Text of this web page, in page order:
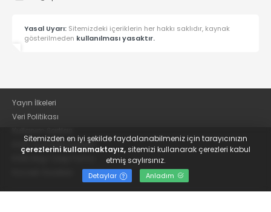
Yasal Uyarı: Sitemizdeki içeriklerin her hakkı saklıdır, kaynak
gösterilmeden kullanılması yasaktır.
Yayın İlkeleri
Veri Politikası
KVKK Aydınlatma Metni
Sitemizden en iyi şekilde faydalanabilmeniz için tarayıcınızın
çerezlerini kullanmaktayız,sitemizi kullanarak çerezleri kabul
etmiş saylırsınız.
Detaylar Anladım